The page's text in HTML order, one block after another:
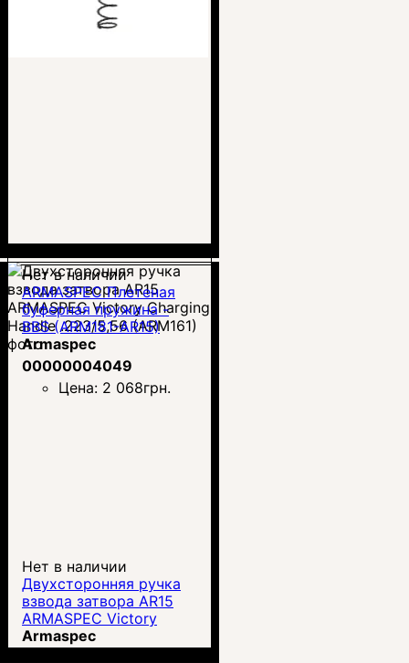
Нет в наличии
ARMASPEC Плетеная
буферная пружина -
BBS (ARM181-AR15)
Armaspec
00000004049
Цена: 2 068грн.
Нет в наличии
Двухсторонняя ручка
взвода затвора AR15
ARMASPEC Victory
Charging Handle
.223/5,56 (ARM161)
Armaspec